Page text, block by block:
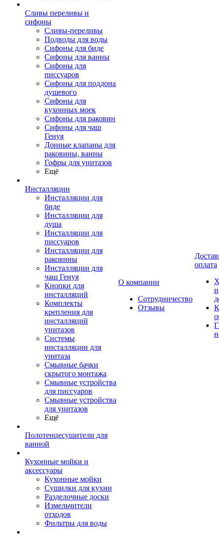
Сливы переливы и
сифоны
Сливы-переливы
Подводы для воды
Сифоны для биде
Сифоны для ванны
Сифоны для
писсуаров
Сифоны для поддона
душевого
Сифоны для
кухонных моек
Сифоны для раковин
Сифоны для чаш
Генуя
Донные клапаны для
раковины, ванны
Гофры для унитазов
Ещё
Инсталляции
Инсталляции для
биде
Инсталляции для
душа
Инсталляции для
писсуаров
Инсталляции для
раковины
Инсталляции для
чаш Генуя
Кнопки для
инсталляций
Комплекты
крепления для
инсталляций
унитазов
Системы
инсталляции для
унитаза
Смывные бачки
скрытого монтажа
Смывные устройства
для писсуаров
Смывные устройства
для унитазов
Ещё
Полотенцесушители для
ванной
Кухонные мойки и
аксессуары
Кухонные мойки
Сушилки для кухни
Разделочные доски
Измельчители
отходов
Фильтры для воды
О компании
Сотрудничество
Отзывы
оплата
и